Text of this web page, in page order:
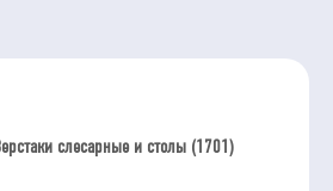
слесарные и столы (1701)